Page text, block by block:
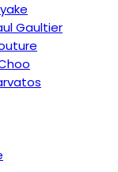
Gaultier